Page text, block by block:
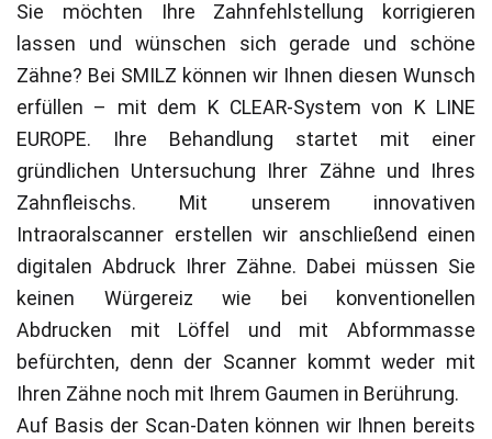
Sie möchten Ihre Zahnfehlstellung korrigieren
lassen und wünschen sich gerade und schöne
Zähne? Bei SMILZ können wir Ihnen diesen Wunsch
erfüllen – mit dem K CLEAR-System von K LINE
EUROPE. Ihre Behandlung startet mit einer
gründlichen Untersuchung Ihrer Zähne und Ihres
Zahnfleischs. Mit unserem innovativen
Intraoralscanner erstellen wir anschließend einen
digitalen Abdruck Ihrer Zähne. Dabei müssen Sie
keinen Würgereiz wie bei konventionellen
Abdrucken mit Löffel und mit Abformmasse
befürchten, denn der Scanner kommt weder mit
Ihren Zähne noch mit Ihrem Gaumen in Berührung.
Auf Basis der Scan-Daten können wir Ihnen bereits